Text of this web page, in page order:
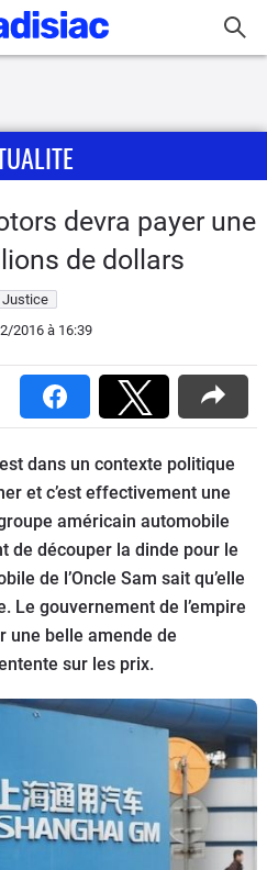
devra payer une
de dollars
Justice
2016 à 16:39
dans un contexte politique
et c’est effectivement une
américain automobile
de découper la dinde pour le
de l’Oncle Sam sait qu’elle
Le gouvernement de l’empire
une belle amende de
sur les prix.